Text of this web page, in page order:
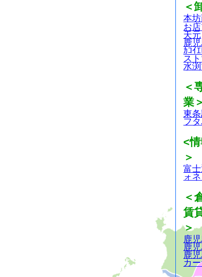
＜
本
お
天元
鹿
ｶｺｲ
スト
水
＜
業
東
フ
<
＞
富
ォ
＜
賃
＞
鹿
鹿
鹿
カ